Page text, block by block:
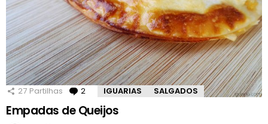
27 Partilhas 2 Comentários
IGUARIAS SALGADOS
Empadas de Queijos